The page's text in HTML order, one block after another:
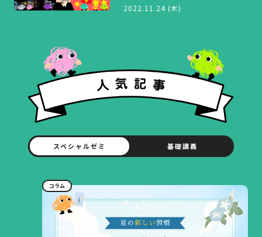
2022.11.24 (木)
スペシャルゼミ 基礎講義
コラム